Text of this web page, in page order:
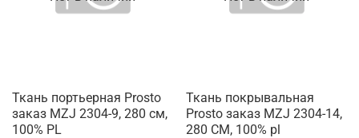
Ткань портьерная Prosto
заказ MZJ 2304-9, 280 см,
100% PL
Ткань покрывальная
Prosto заказ MZJ 2304-14,
280 СМ, 100% pl